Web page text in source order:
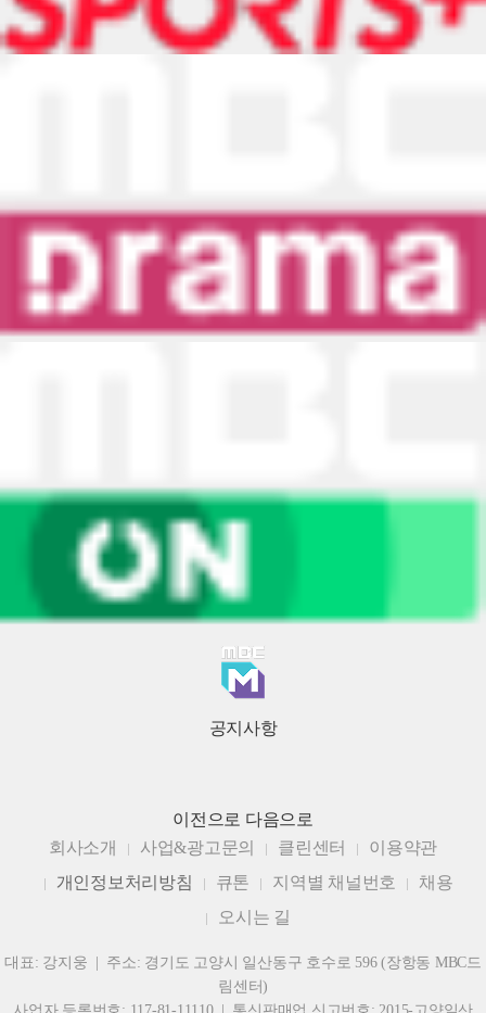
공지사항
이전으로 다음으로
회사소개
사업&광고문의 클린센터
이용약관
개인정보처리방침
큐톤 지역별 채널번호
채용
오시는 길
대표: 강지웅 | 주소: 경기도 고양시 일산동구 호수로 596 (장항동 MBC드
림센터)